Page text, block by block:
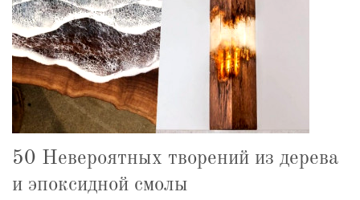
50 Невероятных творений из дерева
и эпоксидной смолы